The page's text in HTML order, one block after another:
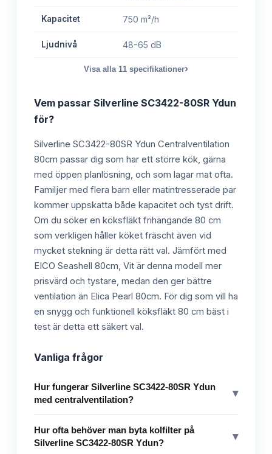
Kapacitet 750 m³/h
Ljudnivå 48-65 dB
Visa alla 11 specifikationer›
Vem passar Silverline SC3422-80SR Ydun
för?
Silverline SC3422-80SR Ydun Centralventilation
80cm passar dig som har ett större kök, gärna
med öppen planlösning, och som lagar mat ofta.
Familjer med flera barn eller matintresserade par
kommer uppskatta både kapacitet och tyst drift.
Om du söker en köksfläkt frihängande 80 cm
som verkligen håller köket fräscht även vid
mycket stekning är detta rätt val. Jämfört med
EICO Seashell 80cm, Vit är denna modell mer
prisvärd och tystare, medan den ger bättre
ventilation än Elica Pearl 80cm. För dig som vill ha
en snygg och funktionell köksfläkt 80 cm bäst i
test är detta ett säkert val.
Vanliga frågor
Hur fungerar Silverline SC3422-80SR Ydun
med centralventilation?
▾
Hur ofta behöver man byta kolfilter på
Silverline SC3422-80SR Ydun?
▾